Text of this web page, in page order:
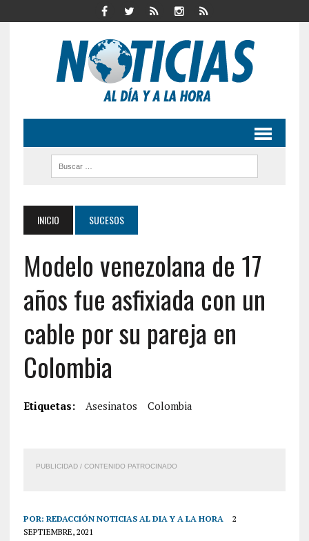
INICIO SUCESOS
Modelo venezolana de 17
años fue asfixiada con un
cable por su pareja en
Colombia
Etiquetas: Asesinatos Colombia
PUBLICIDAD / CONTENIDO PATROCINADO
POR: REDACCIÓN NOTICIAS AL DIA Y A LA HORA
2
SEPTIEMBRE, 2021